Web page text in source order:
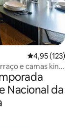
4,95 de uma
4,95 (123)
e camas king
Nacional da